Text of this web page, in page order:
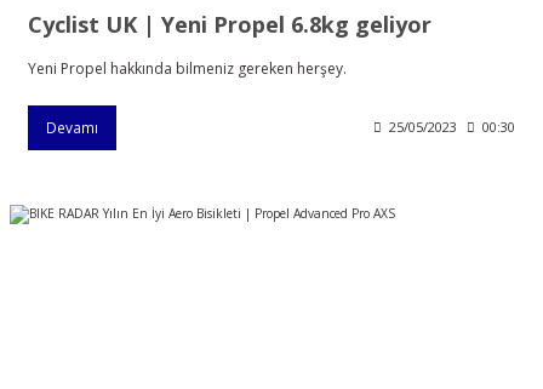
Cyclist UK | Yeni Propel 6.8kg geliyor
Yeni Propel hakkında bilmeniz gereken herşey.
Devamı 25/05/2023 00:30